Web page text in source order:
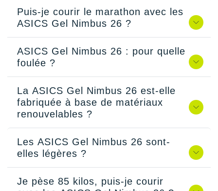
Puis-je courir le marathon avec les
ASICS Gel Nimbus 26 ?
ASICS Gel Nimbus 26 : pour quelle
foulée ?
La ASICS Gel Nimbus 26 est-elle
fabriquée à base de matériaux
renouvelables ?
Les ASICS Gel Nimbus 26 sont-
elles légères ?
Je pèse 85 kilos, puis-je courir